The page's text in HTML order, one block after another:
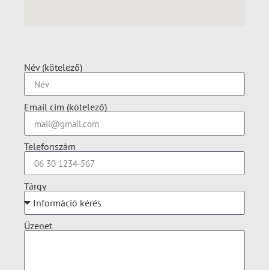
Név (kötelező)
Email cím (kötelező)
Telefonszám
Tárgy
Üzenet